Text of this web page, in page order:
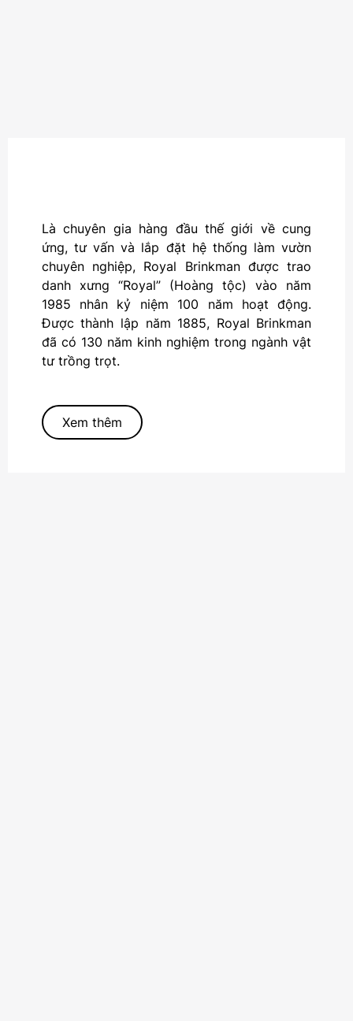
Là chuyên gia hàng đầu thế giới về cung
ứng, tư vấn và lắp đặt hệ thống làm vườn
chuyên nghiệp, Royal Brinkman được trao
danh xưng “Royal” (Hoàng tộc) vào năm
1985 nhân kỷ niệm 100 năm hoạt động.
Được thành lập năm 1885, Royal Brinkman
đã có 130 năm kinh nghiệm trong ngành vật
tư trồng trọt.
Xem thêm